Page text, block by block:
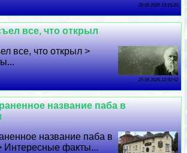
26 06 2026 18:15:20
все, что открыл
все, что открыл >
25 06 2026 12:50:52
название паба в
название паба в
Интересные факты...